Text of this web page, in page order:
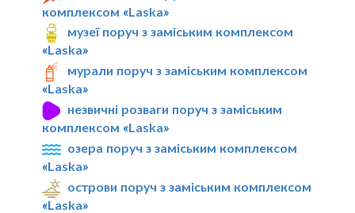
комплексом «Laska»
музеї поруч з заміським комплексом
«Laska»
мурали поруч з заміським комплексом
«Laska»
незвичні розваги поруч з заміським
комплексом «Laska»
озера поруч з заміським комплексом
«Laska»
острови поруч з заміським комплексом
«Laska»